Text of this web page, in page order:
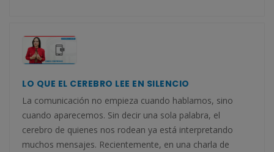
LO QUE EL CEREBRO LEE EN SILENCIO
La comunicación no empieza cuando hablamos, sino
cuando aparecemos. Sin decir una sola palabra, el
cerebro de quienes nos rodean ya está interpretando
muchos mensajes. Recientemente, en una charla de